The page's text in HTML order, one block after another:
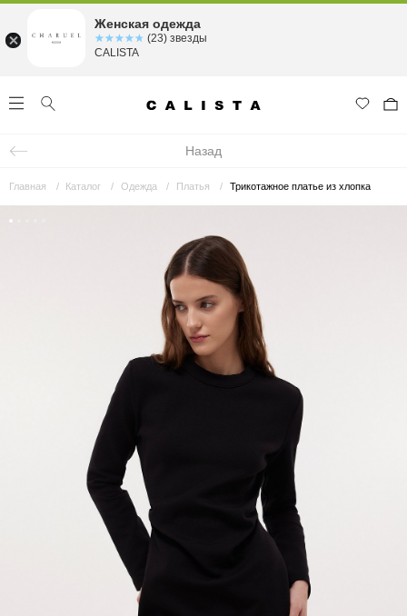
Назад
Главная Каталог Одежда Платья Трикотажное платье из хлопка
Женская одежда
☆☆☆☆☆
★★★★★ (23) звезды
CALISTA